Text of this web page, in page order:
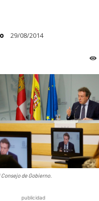
29/08/2014
de Gobierno.
publicidad